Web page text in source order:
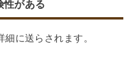
性がある
に送らされます。